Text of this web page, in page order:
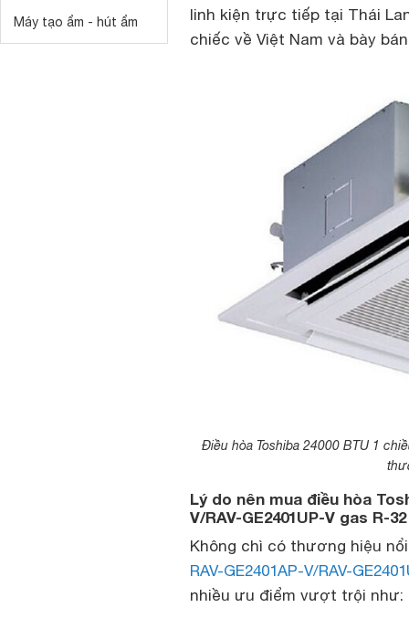
Máy tạo ẩm - hút ẩm
linh kiện trực tiếp tại Thái
chiếc về Việt Nam và bày
Điều hòa Toshiba 24000 BTU 1
Lý do nên mua điều hòa
V/RAV-GE2401UP-V gas R-32
Không chì có thương hiệu
RAV-GE2401AP-V/RAV-
nhiều ưu điểm vượt trội như: